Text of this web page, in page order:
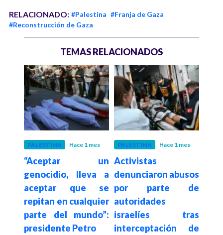
RELACIONADO: #Palestina #Franja de Gaza
#Reconstrucción de Gaza
TEMAS RELACIONADOS
PALESTINA Hace 1 mes
“Aceptar un
genocidio, lleva a
aceptar que se
repitan en cualquier
parte del mundo”:
presidente Petro
PALESTINA Hace 1 mes
Activistas
denunciaron abusos
por parte de
autoridades
israelíes tras
interceptación de